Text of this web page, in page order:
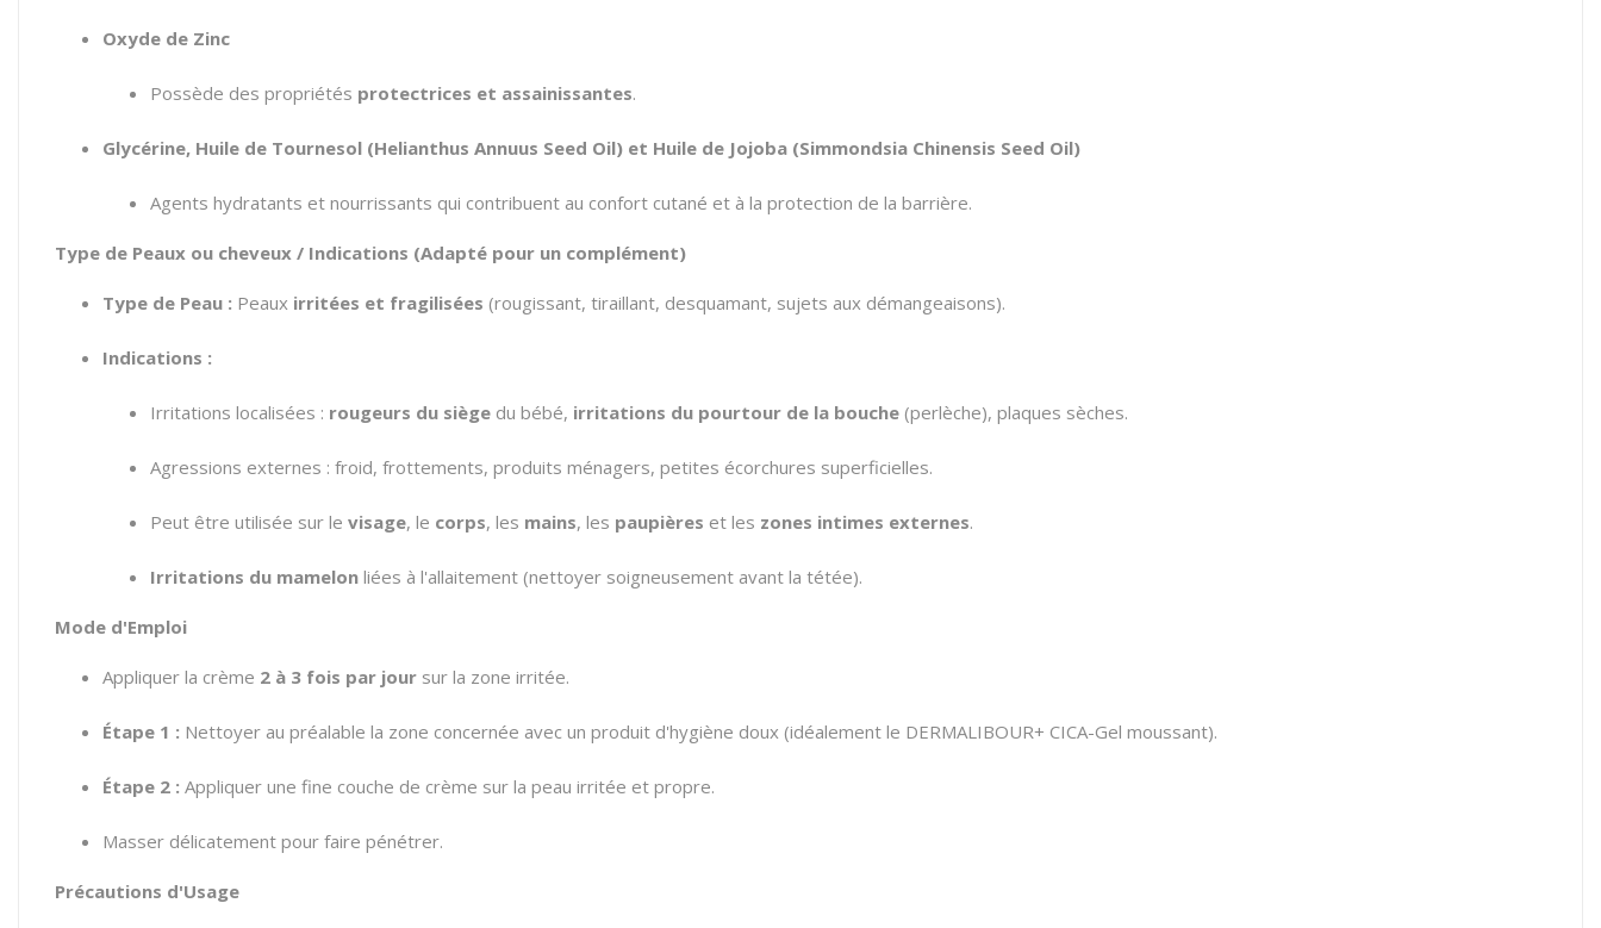
Oxyde de Zinc
Possède des propriétés protectrices et assainissantes.
Glycérine, Huile de Tournesol (Helianthus Annuus Seed Oil) et Huile de Jojoba (Simmondsia Chinensis Seed Oil)
Agents hydratants et nourrissants qui contribuent au confort cutané et à la protection de la barrière.
Type de Peaux ou cheveux / Indications (Adapté pour un complément)
Type de Peau : Peaux irritées et fragilisées (rougissant, tiraillant, desquamant, sujets aux démangeaisons).
Indications :
Irritations localisées : rougeurs du siège du bébé, irritations du pourtour de la bouche (perlèche), plaques sèches.
Agressions externes : froid, frottements, produits ménagers, petites écorchures superficielles.
Peut être utilisée sur le visage, le corps, les mains, les paupières et les zones intimes externes.
Irritations du mamelon liées à l'allaitement (nettoyer soigneusement avant la tétée).
Mode d'Emploi
Appliquer la crème 2 à 3 fois par jour sur la zone irritée.
Étape 1 : Nettoyer au préalable la zone concernée avec un produit d'hygiène doux (idéalement le DERMALIBOUR+ CICA-Gel moussant).
Étape 2 : Appliquer une fine couche de crème sur la peau irritée et propre.
Masser délicatement pour faire pénétrer.
Précautions d'Usage